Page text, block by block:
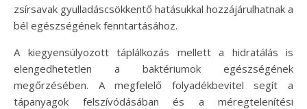
zsírsavak gyulladáscsökkentő hatásukkal hozzájárulhatnak a
bél egészségének fenntartásához.
A kiegyensúlyozott táplálkozás mellett a hidratálás is
elengedhetetlen a baktériumok egészségének
megőrzésében. A megfelelő folyadékbevitel segít a
tápanyagok felszívódásában és a méregtelenítési